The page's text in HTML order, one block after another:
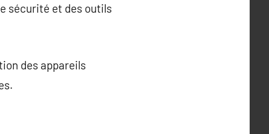
sécurité et des outils
des appareils